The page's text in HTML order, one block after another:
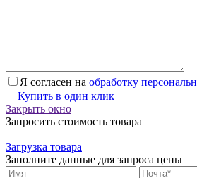
Я согласен на обработку
Купить в один клик
Закрыть окно
Запросить стоимость товара
Загрузка товара
Заполните данные для запроса цены